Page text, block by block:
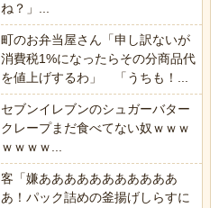
ね？」...
町のお弁当屋さん「申し訳ないが
消費税1%になったらその分商品代
を値上げするわ」 「うちも！...
セブンイレブンのシュガーバター
クレープまだ食べてない奴ｗｗｗ
ｗｗｗｗ...
客「嫌あああああああああああ
あ！パック詰めの釜揚げしらすに